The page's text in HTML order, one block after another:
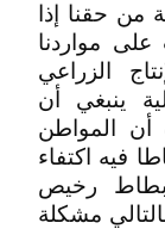
من حقنا إذا
مواردنا
الزراعي
ينبغي أن
المواطن
فيه اكتفاء
بطاط رخيص
مشكلة